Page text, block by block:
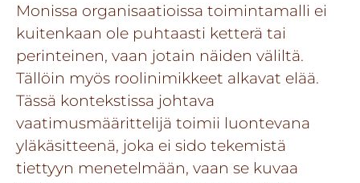
Monissa organisaatioissa toimintamalli ei
kuitenkaan ole puhtaasti ketterä tai
perinteinen, vaan jotain näiden väliltä.
Tällöin myös roolinimikkeet alkavat elää.
Tässä kontekstissa johtava
vaatimusmäärittelijä toimii luontevana
yläkäsitteenä, joka ei sido tekemistä
tiettyyn menetelmään, vaan se kuvaa